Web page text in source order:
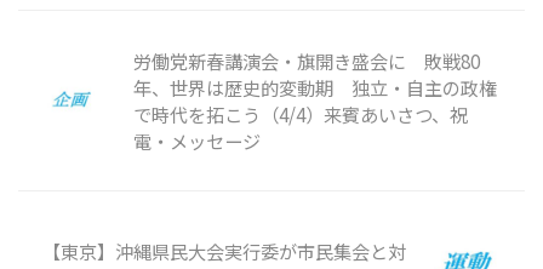
労働党新春講演会・旗開き盛会に 敗戦80
年、世界は歴史的変動期 独立・自主の政権
で時代を拓こう（4/4）来賓あいさつ、祝
電・メッセージ
【東京】沖縄県民大会実行委が市民集会と対